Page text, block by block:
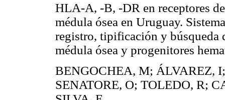
HLA-A, -B, -DR en receptores
médula ósea en Uruguay.
registro, tipificación y búsqueda
médula ósea y progenitores
BENGOCHEA, M; ÁLVAREZ,
SENATORE, O; TOLEDO, R;